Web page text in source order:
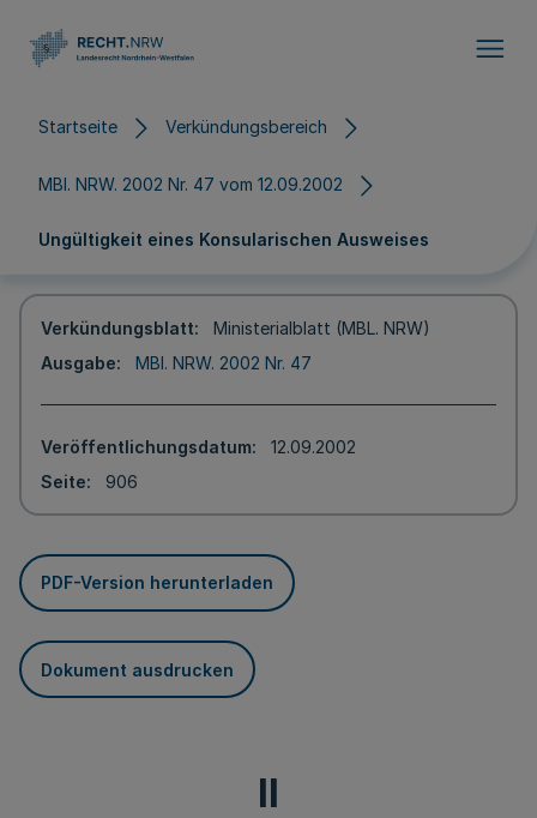
Startseite Verkündungsbereich
MBl. NRW. 2002 Nr. 47 vom 12.09.2002
Ungültigkeit eines Konsularischen Ausweises
Verkündungsblatt
Ministerialblatt (MBL. NRW)
Ausgabe
MBl. NRW. 2002 Nr. 47
Veröffentlichungsdatum
12.09.2002
Seite
906
PDF-Version herunterladen
Dokument ausdrucken
II